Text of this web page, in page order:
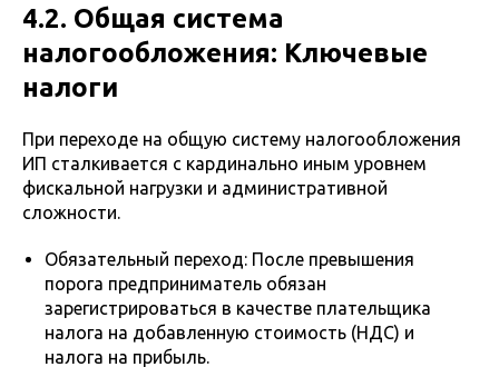
4.2. Общая система
налогообложения: Ключевые
налоги
При переходе на общую систему налогообложения
ИП сталкивается с кардинально иным уровнем
фискальной нагрузки и административной
сложности.
Обязательный переход: После превышения
порога предприниматель обязан
зарегистрироваться в качестве плательщика
налога на добавленную стоимость (НДС) и
налога на прибыль.